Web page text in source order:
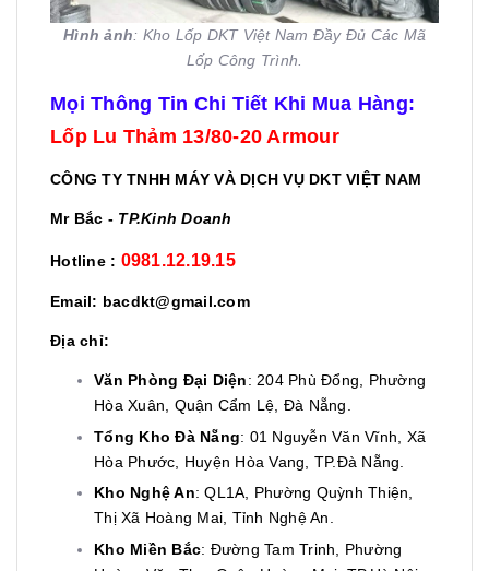
Hình ảnh: Kho Lốp DKT Việt Nam Đầy Đủ Các Mã
Lốp Công Trình.
Mọi Thông Tin Chi Tiết Khi Mua Hàng:
Lốp Lu Thảm 13/80-20 Armour
CÔNG TY TNHH MÁY VÀ DỊCH VỤ DKT VIỆT NAM
Mr Bắc - TP.Kinh Doanh
Hotline : 0981.12.19.15
Email: bacdkt@gmail.com
Địa chỉ:
Văn Phòng Đại Diện: 204 Phù Đổng, Phường
Hòa Xuân, Quận Cẩm Lệ, Đà Nẵng.
Tổng Kho Đà Nẵng: 01 Nguyễn Văn Vĩnh, Xã
Hòa Phước, Huyện Hòa Vang, TP.Đà Nẵng.
Kho Nghệ An: QL1A, Phường Quỳnh Thiện,
Thị Xã Hoàng Mai, Tỉnh Nghệ An.
Kho Miền Bắc: Đường Tam Trinh, Phường